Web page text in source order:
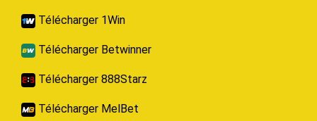
Télécharger 1Win
Télécharger Betwinner
Télécharger 888Starz
Télécharger MelBet